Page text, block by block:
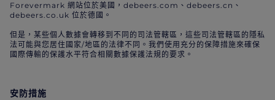
Forevermark 網站位於美國，debeers.com、debeers.cn、
debeers.co.uk 位於德國。
但是，某些個人數據會轉移到不同的司法管轄區，這些司法管轄區的隱私
法可能與您居住國家/地區的法律不同。我們使用充分的保障措施來確保
國際傳輸的保護水平符合相關數據保護法規的要求。
安防措施